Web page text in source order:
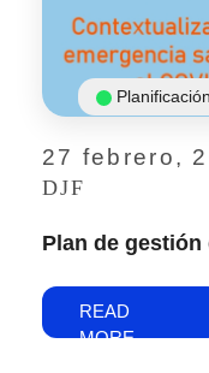
27 febrero,
DJF
Planificación
Plan de
READ
MORE